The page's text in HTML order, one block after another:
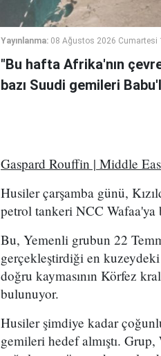
Yayınlanma: 08 Ağustos 2026 Cumartesi
"Bu hafta Afrika'nın
bazı Suudi gemileri
Gaspard Rouffin | Middle
Husiler çarşamba günü,
petrol tankeri NCC Wafaa'ya
Bu, Yemenli grubun 22
gerçekleştirdiği en kuzeydeki
doğru kaymasının Körfez
bulunuyor.
Husiler şimdiye kadar
gemileri hedef almıştı.